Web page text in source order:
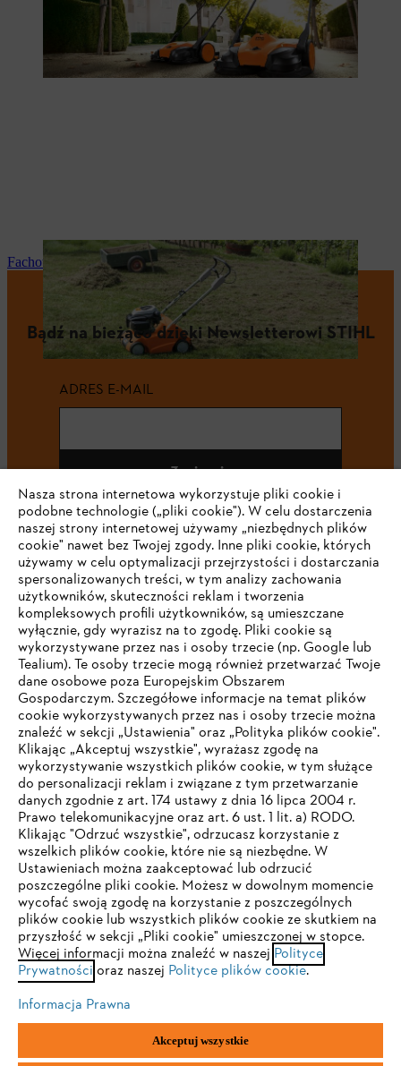
Fachowy serwis i naprawy
Bądź na bieżąco dzięki Newsletterowi STIHL
ADRES E-MAIL
Zapisz się
#STIHL
Firma
STIHL FAQ
Serwis
Polityka prywatności Wskazówki prawne Cookies
Informacje prawne
"ANDREAS STIHL" SP. Z O.O. z siedzibą w Sadach, 62-080 Tarnowo
TWOJA PRZEGLĄDARKA NIE JEST
OBSŁUGIWANA
Korzystasz z przeglądarki, której jeszcze nie obsługujemy. W
celu optymalnego korzystania z naszej strony zalecamy
przejście do jednej z następujących przeglądarek:
Firefox Chrome
Nasza strona internetowa wykorzystuje pliki cookie i
podobne technologie („pliki cookie"). W celu dostarczenia
naszej strony internetowej używamy „niezbędnych plików
cookie" nawet bez Twojej zgody. Inne pliki cookie, których
używamy w celu optymalizacji przejrzystości i dostarczania
spersonalizowanych treści, w tym analizy zachowania
użytkowników, skuteczności reklam i tworzenia
kompleksowych profili użytkowników, są umieszczane
wyłącznie, gdy wyrazisz na to zgodę. Pliki cookie są
wykorzystywane przez nas i osoby trzecie (np. Google lub
Tealium). Te osoby trzecie mogą również przetwarzać Twoje
dane osobowe poza Europejskim Obszarem
Gospodarczym. Szczegółowe informacje na temat plików
cookie wykorzystywanych przez nas i osoby trzecie można
znaleźć w sekcji „Ustawienia" oraz „Polityka plików cookie".
Klikając „Akceptuj wszystkie", wyrażasz zgodę na
wykorzystywanie wszystkich plików cookie, w tym służące
do personalizacji reklam i związane z tym przetwarzanie
danych zgodnie z art. 174 ustawy z dnia 16 lipca 2004 r.
Prawo telekomunikacyjne oraz art. 6 ust. 1 lit. a) RODO.
Klikając "Odrzuć wszystkie", odrzucasz korzystanie z
wszelkich plików cookie, które nie są niezbędne. W
Ustawieniach można zaakceptować lub odrzucić
poszczególne pliki cookie. Możesz w dowolnym momencie
wycofać swoją zgodę na korzystanie z poszczególnych
plików cookie lub wszystkich plików cookie ze skutkiem na
przyszłość w sekcji „Pliki cookie" umieszczonej w stopce.
Więcej informacji można znaleźć w naszej Polityce
Prywatności oraz naszej Polityce plików cookie.
Informacja Prawna
Akceptuj wszystkie